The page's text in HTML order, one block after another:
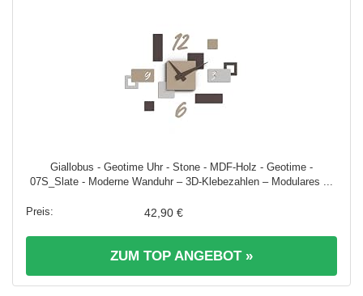
Giallobus - Geotime Uhr - Stone - MDF-Holz - Geotime -
07S_Slate - Moderne Wanduhr – 3D-Klebezahlen – Modulares ...
42,90 €
ZUM TOP ANGEBOT »